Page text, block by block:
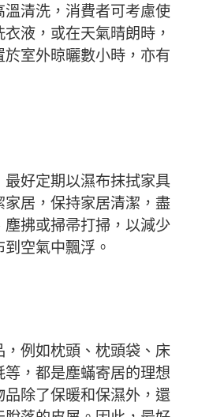
清洗，消費者可考慮使
液，或在天氣晴朗時，
室外晾曬數小時，亦有
最好定期以濕布抹拭家具
居，保持家居清潔，盡
拂或掃帚打掃，以減少
空氣中飄浮。
例如枕頭、枕頭袋、床
，都是塵蟎寄居的理想
除了保暖和保濕外，還